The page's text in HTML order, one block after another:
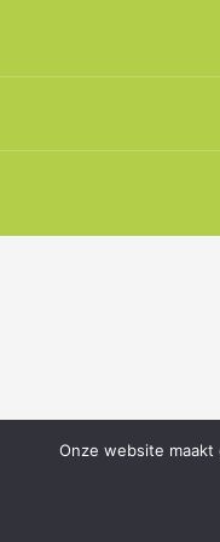
Onze website